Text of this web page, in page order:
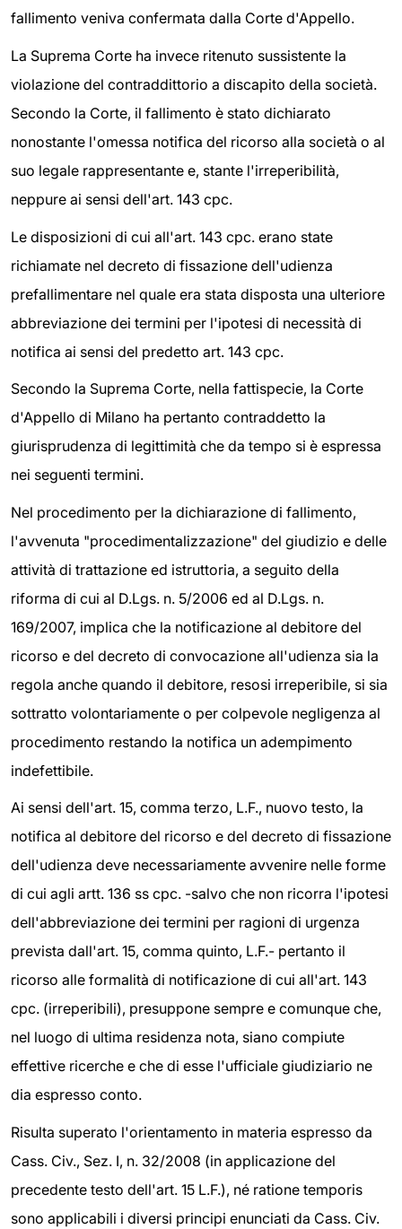
fallimento veniva confermata dalla Corte d'Appello.
La Suprema Corte ha invece ritenuto sussistente la
violazione del contraddittorio a discapito della società.
Secondo la Corte, il fallimento è stato dichiarato
nonostante l'omessa notifica del ricorso alla società o al
suo legale rappresentante e, stante l'irreperibilità,
neppure ai sensi dell'art. 143 cpc.
Le disposizioni di cui all'art. 143 cpc. erano state
richiamate nel decreto di fissazione dell'udienza
prefallimentare nel quale era stata disposta una ulteriore
abbreviazione dei termini per l'ipotesi di necessità di
notifica ai sensi del predetto art. 143 cpc.
Secondo la Suprema Corte, nella fattispecie, la Corte
d'Appello di Milano ha pertanto contraddetto la
giurisprudenza di legittimità che da tempo si è espressa
nei seguenti termini.
Nel procedimento per la dichiarazione di fallimento,
l'avvenuta "procedimentalizzazione" del giudizio e delle
attività di trattazione ed istruttoria, a seguito della
riforma di cui al D.Lgs. n. 5/2006 ed al D.Lgs. n.
169/2007, implica che la notificazione al debitore del
ricorso e del decreto di convocazione all'udienza sia la
regola anche quando il debitore, resosi irreperibile, si sia
sottratto volontariamente o per colpevole negligenza al
procedimento restando la notifica un adempimento
indefettibile.
Ai sensi dell'art. 15, comma terzo, L.F., nuovo testo, la
notifica al debitore del ricorso e del decreto di fissazione
dell'udienza deve necessariamente avvenire nelle forme
di cui agli artt. 136 ss cpc. -salvo che non ricorra l'ipotesi
dell'abbreviazione dei termini per ragioni di urgenza
prevista dall'art. 15, comma quinto, L.F.- pertanto il
ricorso alle formalità di notificazione di cui all'art. 143
cpc. (irreperibili), presuppone sempre e comunque che,
nel luogo di ultima residenza nota, siano compiute
effettive ricerche e che di esse l'ufficiale giudiziario ne
dia espresso conto.
Risulta superato l'orientamento in materia espresso da
Cass. Civ., Sez. I, n. 32/2008 (in applicazione del
precedente testo dell'art. 15 L.F.), né ratione temporis
sono applicabili i diversi principi enunciati da Cass. Civ.